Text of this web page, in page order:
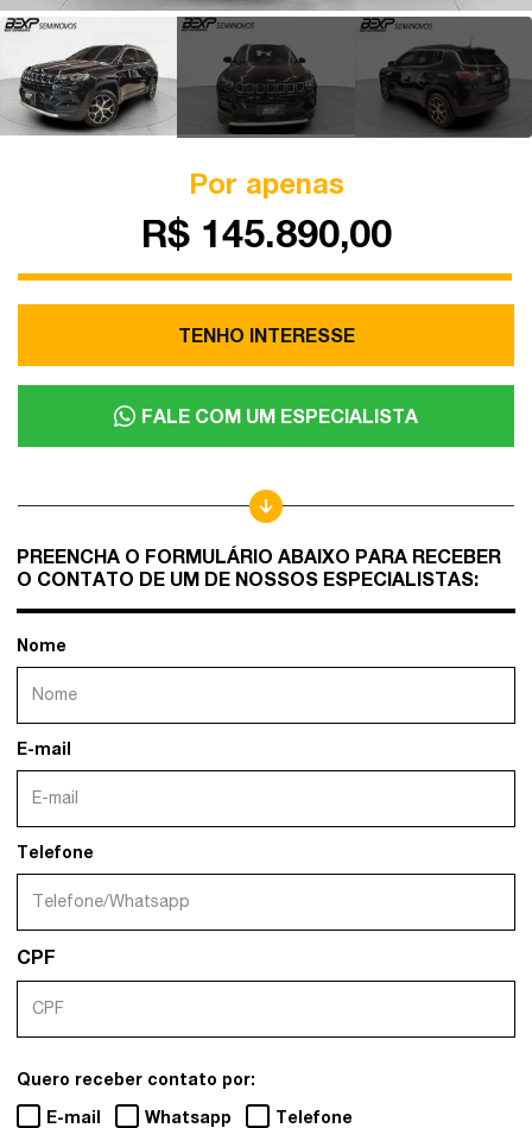
Por apenas
R$ 145.890,00
TENHO INTERESSE
FALE COM UM ESPECIALISTA
PREENCHA O FORMULÁRIO ABAIXO PARA RECEBER
O CONTATO DE UM DE NOSSOS ESPECIALISTAS:
Nome
E-mail
Telefone
CPF
Quero receber contato por:
E-mail
Whatsapp Telefone